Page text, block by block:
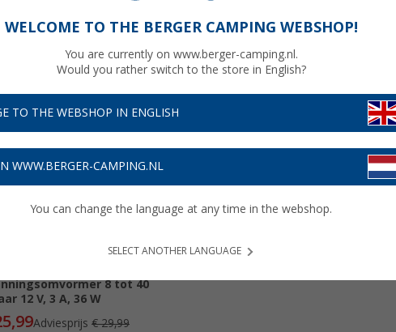
ELECTRONICS
8 tot 40
12 V, 3 A, 36 W
Adviesprijs€ 29,99
WELCOME TO THE BERGER CAMPING WEBSHOP!
You are currently on www.berger-camping.nl.
Would you rather switch to the store in English?
TO THE WEBSHOP IN ENGLISH
WWW.BERGER-CAMPING.NL
You can change the language at any time in the webshop.
SELECT ANOTHER LANGUAGE